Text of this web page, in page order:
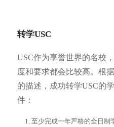
转学USC
USC作为享誉世界的名校
度和要求都会比较高。根据
的描述，成功转学USC的
件：
至少完成一年严格的全日制